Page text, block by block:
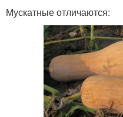
Мускатные отличаются: